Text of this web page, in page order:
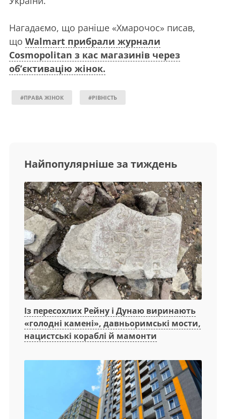
Нагадаємо, що раніше «Хмарочос» писав,
що Walmart прибрали журнали
Cosmopolitan з кас магазинів через
об’єктивацію жінок.
#ПРАВА ЖІНОК #РІВНІСТЬ
Найпопулярніше за тиждень
Із пересохлих Рейну і Дунаю виринають
«голодні камені», давньоримські мости,
нацистські кораблі й мамонти